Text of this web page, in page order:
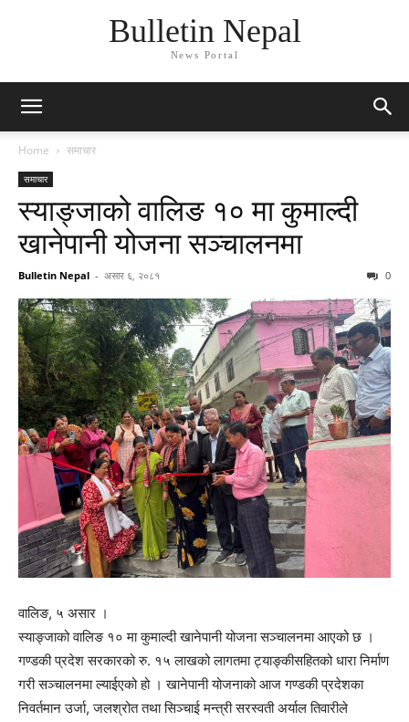
Bulletin Nepal
News Portal
Home समाचार
समाचार
स्याङ्जाको वालिङ १० मा कुमाल्दी
खानेपानी योजना सञ्चालनमा
Bulletin Nepal - असार ६, २०८१ 0
वालिङ, ५ असार ।
स्याङ्जाको वालिङ १० मा कुमाल्दी खानेपानी योजना सञ्चालनमा आएको छ ।
गण्डकी प्रदेश सरकारको रु. १५ लाखको लागतमा ट्याङ्कीसहितको धारा निर्माण
गरी सञ्चालनमा ल्याईएको हो । खानेपानी योजनाको आज गण्डकी प्रदेशका
निवर्तमान उर्जा, जलश्रोत तथा सिञ्चाई मन्त्री सरस्वती अर्याल तिवारीले